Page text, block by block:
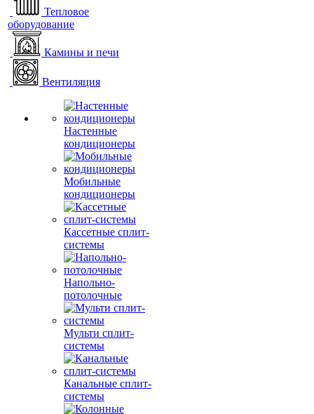
Тепловое
оборудование
Камины и печи
Вентиляция
Настенные
кондиционеры
Мобильные
кондиционеры
Кассетные сплит-
системы
Напольно-
потолочные
Мульти сплит-
системы
Канальные сплит-
системы